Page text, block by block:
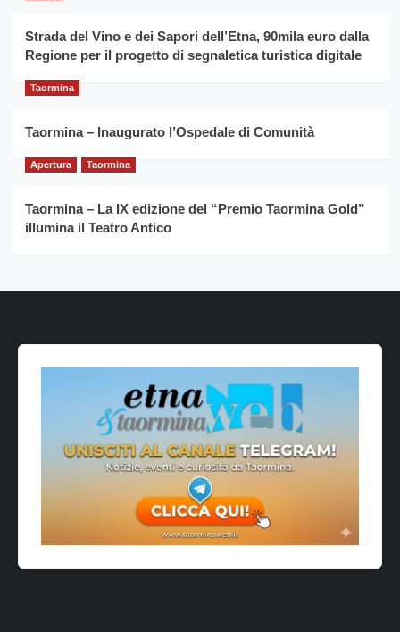
Strada del Vino e dei Sapori dell’Etna, 90mila euro dalla
Regione per il progetto di segnaletica turistica digitale
Taormina
Taormina – Inaugurato l’Ospedale di Comunità
Apertura Taormina
Taormina – La IX edizione del “Premio Taormina Gold”
illumina il Teatro Antico